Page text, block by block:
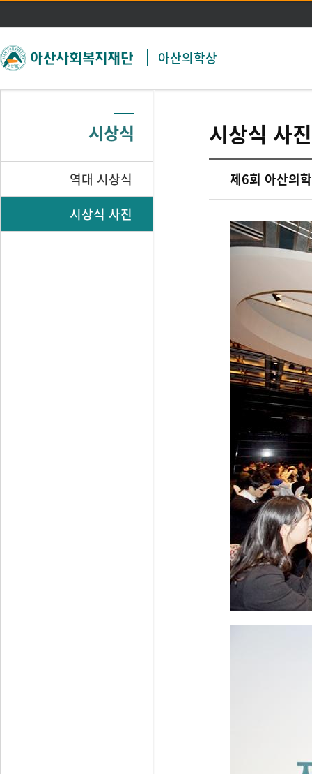
주메뉴 바로가기
본문 바로가기
아산의학상
시상식
역대 시상식
시상식 사진
시상식 사진
제6회 아산의